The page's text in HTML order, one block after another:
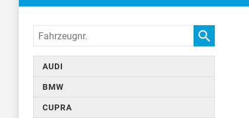
Fahrzeugnr.
AUDI
BMW
CUPRA